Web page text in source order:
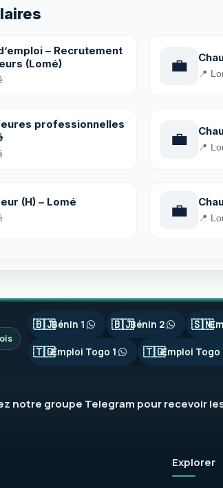
– Recrutement
(Lomé)
💼 📍
professionnelles
💼 📍
(H) – Lomé 💼 📍
🇧🇯Bénin 1 🇧🇯Bénin 2 🇸🇳
🇹🇬Emploi Togo 1 🇹🇬Emploi Togo
notre groupe Telegram pour recevoir
Explorer